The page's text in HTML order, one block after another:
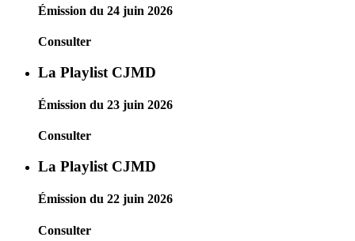
Émission du 24 juin 2026
Consulter
La Playlist CJMD
Émission du 23 juin 2026
Consulter
La Playlist CJMD
Émission du 22 juin 2026
Consulter